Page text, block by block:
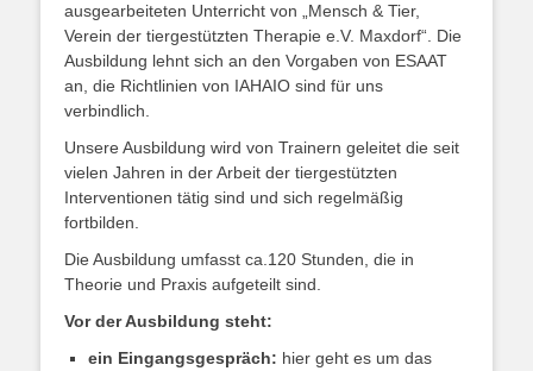
ausgearbeiteten Unterricht von „Mensch & Tier,
Verein der tiergestützten Therapie e.V. Maxdorf“. Die
Ausbildung lehnt sich an den Vorgaben von ESAAT
an, die Richtlinien von IAHAIO sind für uns
verbindlich.
Unsere Ausbildung wird von Trainern geleitet die seit
vielen Jahren in der Arbeit der tiergestützten
Interventionen tätig sind und sich regelmäßig
fortbilden.
Die Ausbildung umfasst ca.120 Stunden, die in
Theorie und Praxis aufgeteilt sind.
Vor der Ausbildung steht:
ein Eingangsgespräch: hier geht es um das